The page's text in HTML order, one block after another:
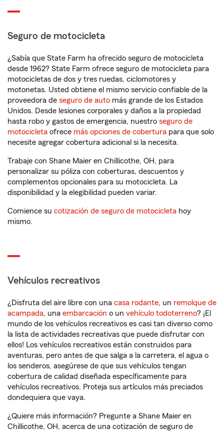
Seguro de motocicleta
¿Sabía que State Farm ha ofrecido seguro de motocicleta
desde 1962? State Farm ofrece seguro de motocicleta para
motocicletas de dos y tres ruedas, ciclomotores y
motonetas. Usted obtiene el mismo servicio confiable de la
proveedora de seguro de auto más grande de los Estados
Unidos. Desde lesiones corporales y daños a la propiedad
hasta robo y gastos de emergencia, nuestro seguro de
motocicleta ofrece más opciones de cobertura para que solo
necesite agregar cobertura adicional si la necesita.
Trabaje con Shane Maier en Chillicothe, OH, para
personalizar su póliza con coberturas, descuentos y
complementos opcionales para su motocicleta. La
disponibilidad y la elegibilidad pueden variar.
Comience su cotización de seguro de motocicleta hoy
mismo.
Vehículos recreativos
¿Disfruta del aire libre con una casa rodante, un remolque de
acampada, una embarcación o un vehículo todoterreno? ¡El
mundo de los vehículos recreativos es casi tan diverso como
la lista de actividades recreativas que puede disfrutar con
ellos! Los vehículos recreativos están construidos para
aventuras, pero antes de que salga a la carretera, el agua o
los senderos, asegúrese de que sus vehículos tengan
cobertura de calidad diseñada específicamente para
vehículos recreativos. Proteja sus artículos más preciados
dondequiera que vaya.
¿Quiere más información? Pregunte a Shane Maier en
Chillicothe, OH, acerca de una cotización de seguro de